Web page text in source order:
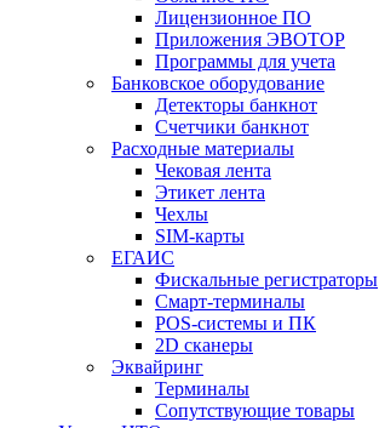
Лицензионное ПО
Приложения ЭВОТОР
Программы для учета
Банковское оборудование
Детекторы банкнот
Счетчики банкнот
Расходные материалы
Чековая лента
Этикет лента
Чехлы
SIM-карты
ЕГАИС
Фискальные регистраторы
Смарт-терминалы
POS-системы и ПК
2D сканеры
Эквайринг
Терминалы
Сопутствующие товары